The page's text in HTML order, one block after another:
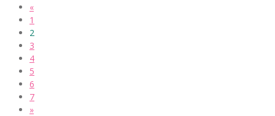
«
1
2
3
4
5
6
7
»